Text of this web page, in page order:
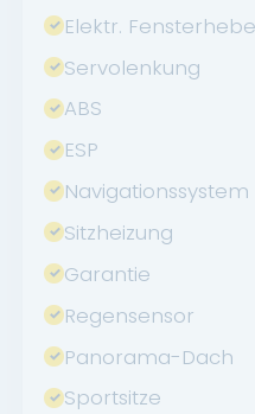
Elektr.
Servolenkung
ABS
ESP
Navigationssystem
Sitzheizung
Garantie
Regensensor
Panorama-Dach
Sportsitze